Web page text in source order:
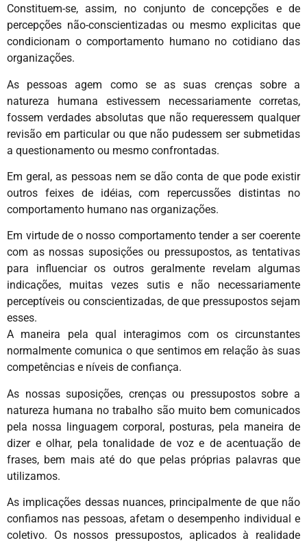
Constituem-se, assim, no conjunto de concepções e de
percepções não-conscientizadas ou mesmo explicitas que
condicionam o comportamento humano no cotidiano das
organizações.
As pessoas agem como se as suas crenças sobre a
natureza humana estivessem necessariamente corretas,
fossem verdades absolutas que não requeressem qualquer
revisão em particular ou que não pudessem ser submetidas
a questionamento ou mesmo confrontadas.
Em geral, as pessoas nem se dão conta de que pode existir
outros feixes de idéias, com repercussões distintas no
comportamento humano nas organizações.
Em virtude de o nosso comportamento tender a ser coerente
com as nossas suposições ou pressupostos, as tentativas
para influenciar os outros geralmente revelam algumas
indicações, muitas vezes sutis e não necessariamente
perceptíveis ou conscientizadas, de que pressupostos sejam
esses.
A maneira pela qual interagimos com os circunstantes
normalmente comunica o que sentimos em relação às suas
competências e níveis de confiança.
As nossas suposições, crenças ou pressupostos sobre a
natureza humana no trabalho são muito bem comunicados
pela nossa linguagem corporal, posturas, pela maneira de
dizer e olhar, pela tonalidade de voz e de acentuação de
frases, bem mais até do que pelas próprias palavras que
utilizamos.
As implicações dessas nuances, principalmente de que não
confiamos nas pessoas, afetam o desempenho individual e
coletivo. Os nossos pressupostos, aplicados à realidade